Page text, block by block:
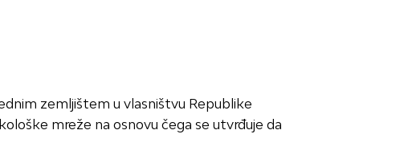
zemljištem u vlasništvu Republike
mreže na osnovu čega se utvrđuje da